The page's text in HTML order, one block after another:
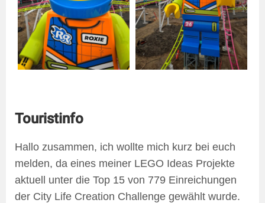
Touristinfo
Hallo zusammen, ich wollte mich kurz bei euch
melden, da eines meiner LEGO Ideas Projekte
aktuell unter die Top 15 von 779 Einreichungen
der City Life Creation Challenge gewählt wurde.